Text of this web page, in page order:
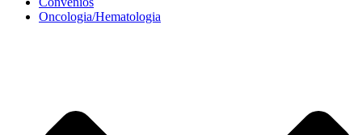
Oncologia/Hematologia